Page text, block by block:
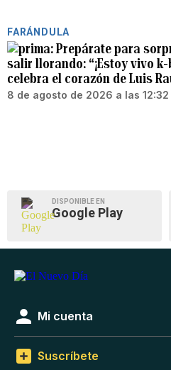
FARÁNDULA
Prepárate para
salir llorando: “¡Estoy vivo k-
celebra el corazón de Luis
8 de agosto de 2026 a las 12:32
DISPONIBLE EN
Google Play
Mi cuenta
Suscríbete